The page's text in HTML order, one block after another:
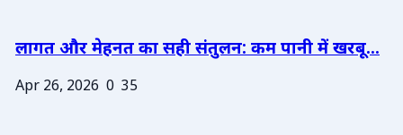
लागत और मेहनत का सही संतुलन: कम पानी में खरबू...
Apr 26, 2026 0 35